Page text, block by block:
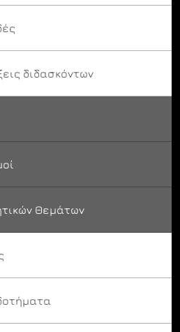
διδασκόντων
Θεμάτων